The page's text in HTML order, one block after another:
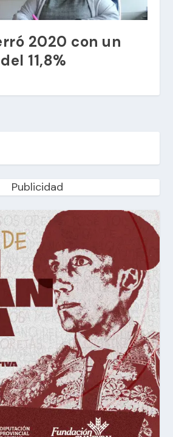
2020 con un
11,8%
Publicidad